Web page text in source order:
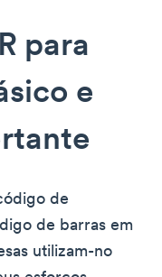
para
e
de
de barras em
utilizam-no